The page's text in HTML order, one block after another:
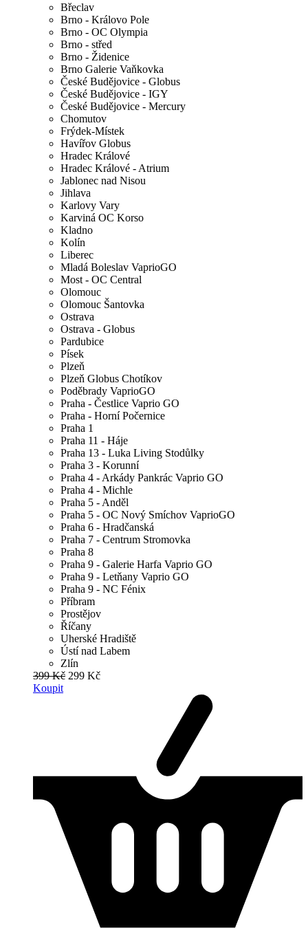
Břeclav
Brno - Královo Pole
Brno - OC Olympia
Brno - střed
Brno - Židenice
Brno Galerie Vaňkovka
České Budějovice - Globus
České Budějovice - IGY
České Budějovice - Mercury
Chomutov
Frýdek-Místek
Havířov Globus
Hradec Králové
Hradec Králové - Atrium
Jablonec nad Nisou
Jihlava
Karlovy Vary
Karviná OC Korso
Kladno
Kolín
Liberec
Mladá Boleslav VaprioGO
Most - OC Central
Olomouc
Olomouc Šantovka
Ostrava
Ostrava - Globus
Pardubice
Písek
Plzeň
Plzeň Globus Chotíkov
Poděbrady VaprioGO
Praha - Čestlice Vaprio GO
Praha - Horní Počernice
Praha 1
Praha 11 - Háje
Praha 13 - Luka Living Stodůlky
Praha 3 - Korunní
Praha 4 - Arkády Pankrác Vaprio GO
Praha 4 - Michle
Praha 5 - Anděl
Praha 5 - OC Nový Smíchov VaprioGO
Praha 6 - Hradčanská
Praha 7 - Centrum Stromovka
Praha 8
Praha 9 - Galerie Harfa Vaprio GO
Praha 9 - Letňany Vaprio GO
Praha 9 - NC Fénix
Příbram
Prostějov
Říčany
Uherské Hradiště
Ústí nad Labem
Zlín
399 Kč 299 Kč
Koupit